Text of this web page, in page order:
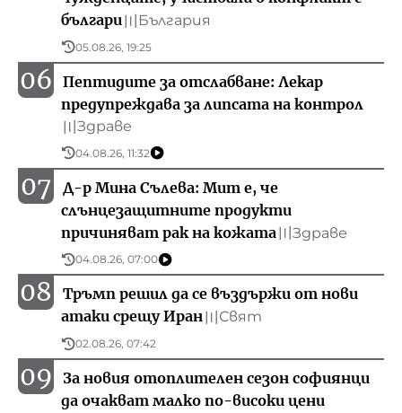
06
Пептидите за отслабване: Лекар
предупреждава за липсата на контрол
〣 Здраве
04.08.26, 11:32
07
Д-р Мина Сълева: Мит е, че
слънцезащитните продукти
причиняват рак на кожата 〣 Здраве
04.08.26, 07:00
08
Тръмп решил да се въздържи от нови
атаки срещу Иран 〣 Свят
02.08.26, 07:42
09
За новия отоплителен сезон софиянци
да очакват малко по-високи цени
българи〣 България
05.08.26, 19:25